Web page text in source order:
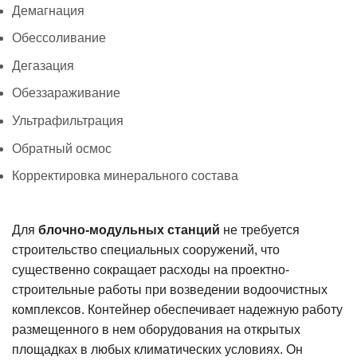
Демагнация
Обессоливание
Дегазация
Обеззараживание
Ультрафильтрация
Обратный осмос
Корректировка минерального состава
Для блочно-модульных станций не требуется
строительство специальных сооружений, что
существенно сокращает расходы на проектно-
строительные работы при возведении водоочистных
комплексов. Контейнер обеспечивает надежную работу
размещенного в нем оборудования на открытых
площадках в любых климатических условиях. Он